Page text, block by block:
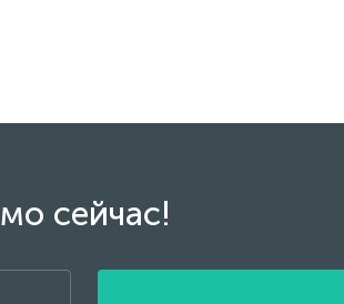
сейчас!